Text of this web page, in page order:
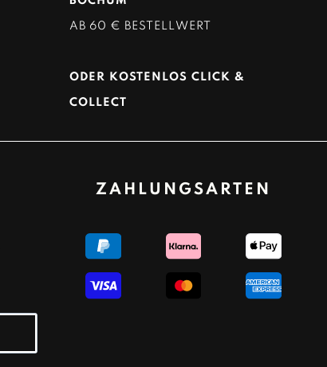
AB 60 € BESTELLWERT
ODER KOSTENLOS CLICK &
COLLECT
ZAHLUNGSARTEN